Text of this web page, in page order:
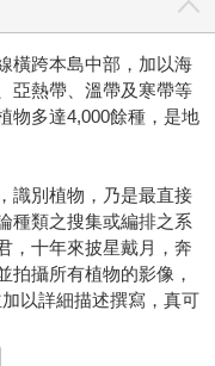
橫跨本島中部，加以海
亞熱帶、溫帶及寒帶等
物多達4,000餘種，是地
識別植物，乃是最直接
種類之搜集或編排之系
，十年來披星戴月，奔
拍攝所有植物的影像，
以詳細描述撰寫，真可